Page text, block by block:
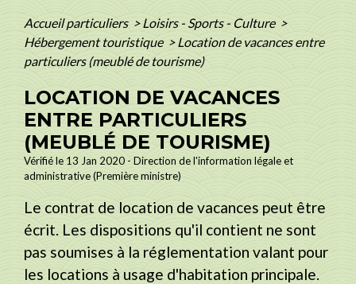
Accueil particuliers > Loisirs - Sports - Culture >
Hébergement touristique > Location de vacances entre
particuliers (meublé de tourisme)
LOCATION DE VACANCES
ENTRE PARTICULIERS
(MEUBLÉ DE TOURISME)
Vérifié le 13 Jan 2020 - Direction de l'information légale et
administrative (Première ministre)
Le contrat de location de vacances peut être
écrit. Les dispositions qu'il contient ne sont
pas soumises à la réglementation valant pour
les locations à usage d'habitation principale.